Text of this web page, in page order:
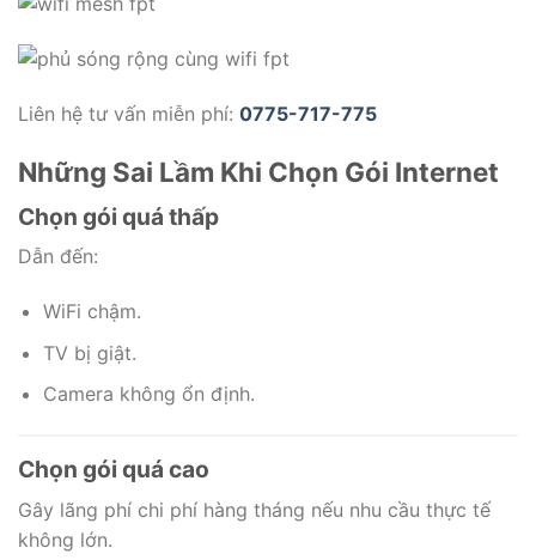
Liên hệ tư vấn miễn phí: 0775-717-775
Những Sai Lầm Khi Chọn Gói Internet
Chọn gói quá thấp
Dẫn đến:
WiFi chậm.
TV bị giật.
Camera không ổn định.
Chọn gói quá cao
Gây lãng phí chi phí hàng tháng nếu nhu cầu thực tế
không lớn.